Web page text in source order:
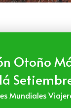
Otoño
Mundiales